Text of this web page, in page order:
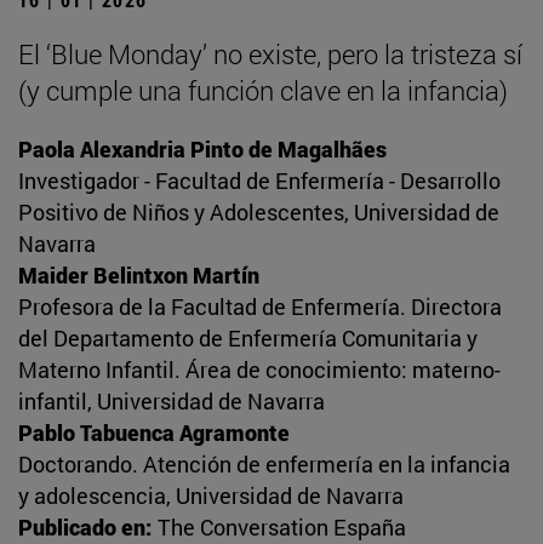
El ‘Blue Monday’ no existe, pero la tristeza sí
(y cumple una función clave en la infancia)
Paola Alexandria Pinto de Magalhães
Investigador - Facultad de Enfermería - Desarrollo
Positivo de Niños y Adolescentes, Universidad de
Navarra
Maider Belintxon Martín
Profesora de la Facultad de Enfermería. Directora
del Departamento de Enfermería Comunitaria y
Materno Infantil. Área de conocimiento: materno-
infantil, Universidad de Navarra
Pablo Tabuenca Agramonte
Doctorando. Atención de enfermería en la infancia
y adolescencia, Universidad de Navarra
Publicado en: The Conversation España